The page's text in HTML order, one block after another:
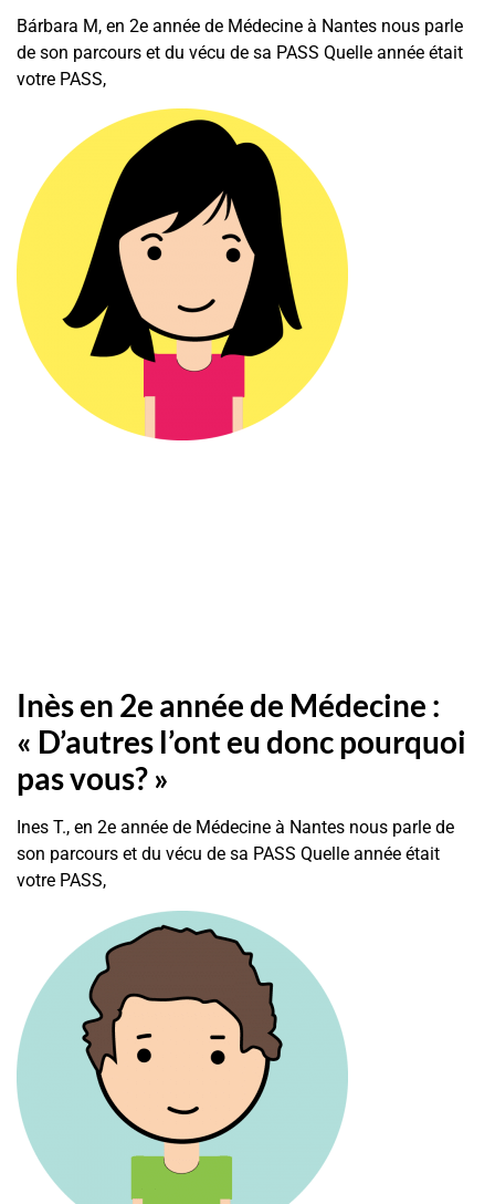
Bárbara M, en 2e année de Médecine à Nantes nous parle
de son parcours et du vécu de sa PASS Quelle année était
votre PASS,
Inès en 2e année de Médecine :
« D’autres l’ont eu donc pourquoi
pas vous? »
Ines T., en 2e année de Médecine à Nantes nous parle de
son parcours et du vécu de sa PASS Quelle année était
votre PASS,